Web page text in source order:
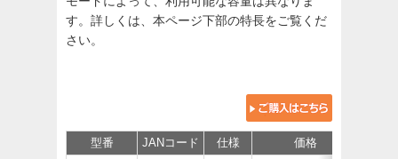
す。詳しくは、本ページ下部の特長をご覧くだ
さい。
型番 JANコード 仕様 価格